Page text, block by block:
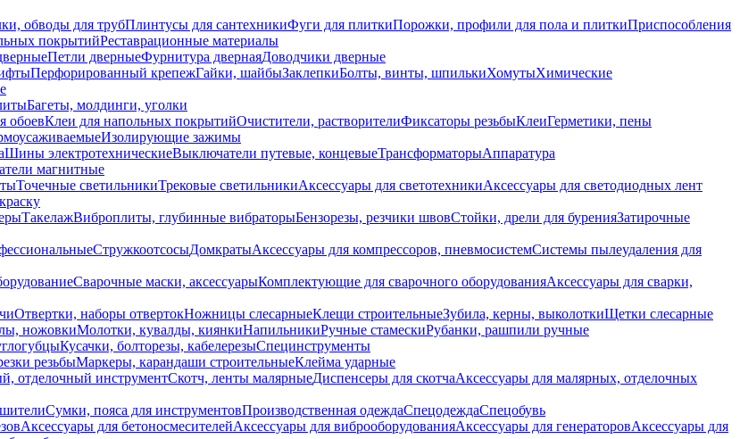
обводы для трубПлинтусы для сантехникиФуги для плиткиПорожки, профили для пола и плиткиПриспособления
покрытийРеставрационные материалы
Петли дверныеФурнитура двернаяДоводчики дверные
Перфорированный крепежГайки, шайбыЗаклепкиБолты, винты, шпилькиХомутыХимические
Багеты, молдинги, уголки
обоевКлеи для напольных покрытийОчистители, растворителиФиксаторы резьбыКлеиГерметики, пены
Изолирующие зажимы
Шины электротехническиеВыключатели путевые, концевыеТрансформаторыАппаратура
магнитные
Точечные светильникиТрековые светильникиАксессуары для светотехникиАксессуары для светодиодных лент
ТакелажВиброплиты, глубинные вибраторыБензорезы, резчики швовСтойки, дрели для буренияЗатирочные
СтружкоотсосыДомкратыАксессуары для компрессоров, пневмосистемСистемы пылеудаления для
Сварочные маски, аксессуарыКомплектующие для сварочного оборудованияАксессуары для сварки,
Отвертки, наборы отвертокНожницы слесарныеКлещи строительныеЗубила, керны, выколоткиЩетки слесарные
ножовкиМолотки, кувалды, киянкиНапильникиРучные стамескиРубанки, рашпили ручные
Кусачки, болторезы, кабелерезыСпецинструменты
резьбыМаркеры, карандаши строительныеКлейма ударные
отделочный инструментСкотч, ленты малярныеДиспенсеры для скотчаАксессуары для малярных, отделочных
Сумки, пояса для инструментовПроизводственная одеждаСпецодеждаСпецобувь
Аксессуары для бетоносмесителейАксессуары для виброоборудованияАксессуары для генераторовАксессуары для